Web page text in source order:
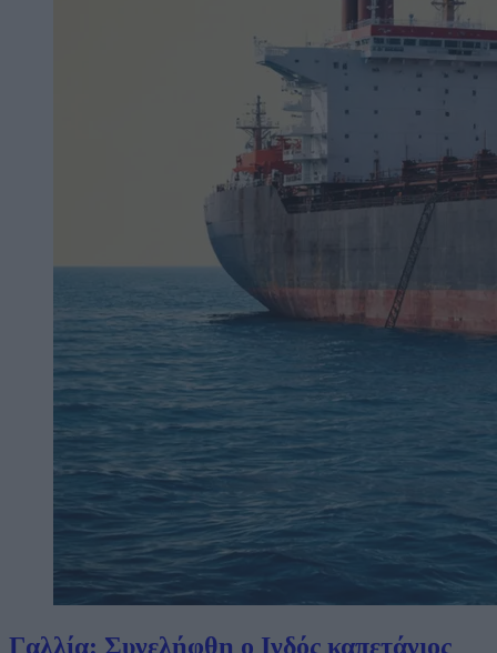
Γαλλία: Συνελήφθη ο Ινδός καπετάνιος